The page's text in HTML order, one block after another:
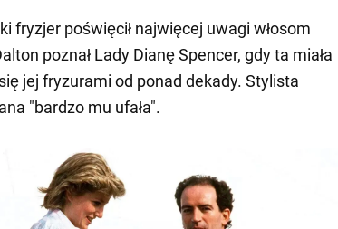
fryzjer poświęcił najwięcej uwagi włosom
poznał Lady Dianę Spencer, gdy ta miała
jej fryzurami od ponad dekady. Stylista
"bardzo mu ufała".